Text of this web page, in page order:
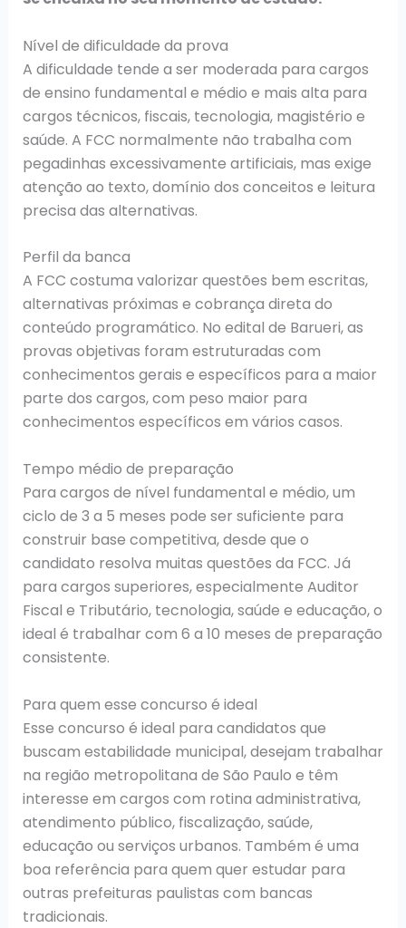
Nível de dificuldade da prova
A dificuldade tende a ser moderada para cargos
de ensino fundamental e médio e mais alta para
cargos técnicos, fiscais, tecnologia, magistério e
saúde. A FCC normalmente não trabalha com
pegadinhas excessivamente artificiais, mas exige
atenção ao texto, domínio dos conceitos e leitura
precisa das alternativas.
Perfil da banca
A FCC costuma valorizar questões bem escritas,
alternativas próximas e cobrança direta do
conteúdo programático. No edital de Barueri, as
provas objetivas foram estruturadas com
conhecimentos gerais e específicos para a maior
parte dos cargos, com peso maior para
conhecimentos específicos em vários casos.
Tempo médio de preparação
Para cargos de nível fundamental e médio, um
ciclo de 3 a 5 meses pode ser suficiente para
construir base competitiva, desde que o
candidato resolva muitas questões da FCC. Já
para cargos superiores, especialmente Auditor
Fiscal e Tributário, tecnologia, saúde e educação, o
ideal é trabalhar com 6 a 10 meses de preparação
consistente.
Para quem esse concurso é ideal
Esse concurso é ideal para candidatos que
buscam estabilidade municipal, desejam trabalhar
na região metropolitana de São Paulo e têm
interesse em cargos com rotina administrativa,
atendimento público, fiscalização, saúde,
educação ou serviços urbanos. Também é uma
boa referência para quem quer estudar para
outras prefeituras paulistas com bancas
tradicionais.